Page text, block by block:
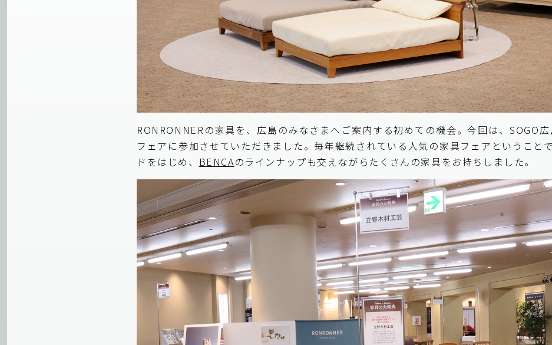
RONRONNERの家具を、広島のみなさまへご案内する初めての機会。今回は、SOGO
フェアに参加させていただきました。毎年継続されている人気の家具フェアということ
ド をはじめ、 BENCAのラインナップも交えながらたくさんの家具をお持ちしました。